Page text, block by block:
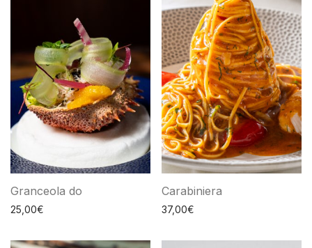
Granceola do
25,00€
Carabiniera
37,00€